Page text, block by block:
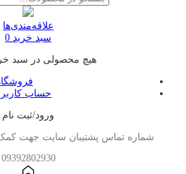
علاقه‌مندی‌ها
سبد خرید 0
هیچ محصولی در سبد
حساب
ورود/ثبت نام
شماره تماس پشتیبان سایت جهت کمک
09392802930